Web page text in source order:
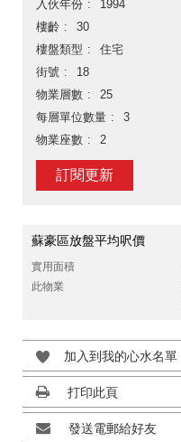
入伙年份
1994
樓齡
30
樓盤類型
住宅
街號
18
物業層數
25
每層單位數量
3
物業座數
2
訂閱更新
蘇豪區放盤平均呎價
實用面積
此物業
加入到我的心水名單
打印此頁
發送電郵給好友